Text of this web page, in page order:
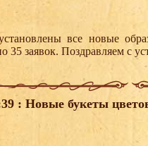
все новые
35 заявок. Поздравляем с
: Новые букеты